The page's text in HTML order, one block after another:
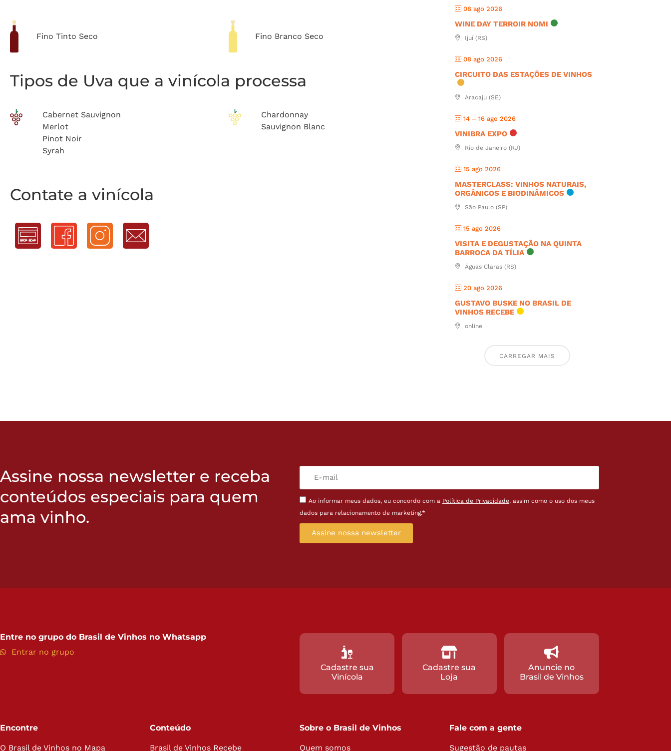
Fino Tinto Seco Fino Branco Seco
Tipos de Uva que a vinícola processa
Cabernet Sauvignon
Merlot
Pinot Noir
Syrah
Chardonnay
Sauvignon Blanc
Contate a vinícola
08 ago 2026
WINE DAY TERROIR NOMI
Ijuí (RS)
08 ago 2026
CIRCUITO DAS ESTAÇÕES DE VINHOS
Aracaju (SE)
14 – 16 ago 2026
VINIBRA EXPO
Rio de Janeiro (RJ)
15 ago 2026
MASTERCLASS: VINHOS NATURAIS,
ORGÂNICOS E BIODINÂMICOS
São Paulo (SP)
15 ago 2026
VISITA E DEGUSTAÇÃO NA QUINTA
BARROCA DA TÍLIA
Águas Claras (RS)
20 ago 2026
GUSTAVO BUSKE NO BRASIL DE
VINHOS RECEBE
online
CARREGAR MAIS
Assine nossa newsletter e receba
conteúdos especiais para quem
ama vinho.
Ao informar meus dados, eu concordo com a Política de Privacidade, assim como o uso dos meus
dados para relacionamento de marketing.*
Assine nossa newsletter
Entre no grupo do Brasil de Vinhos no Whatsapp
Entrar no grupo
Cadastre sua
Vinícola
Cadastre sua
Loja
Anuncie no
Brasil de Vinhos
Encontre
O Brasil de Vinhos no Mapa
Conteúdo
Brasil de Vinhos Recebe
Sobre o Brasil de Vinhos
Quem somos
Fale com a gente
Sugestão de pautas